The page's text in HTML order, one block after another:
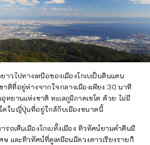
ดจำ เช่น เสียงฟ้าร้องของน้ำวนนารูโตะบน
อาวาจิ และเสียงแบบไดนามิกของเทศกาล
ม้ไฟที่จัดขึ้นในสถานที่ต่างๆ ในฤดูร้อน ใน
มุนไพรและสวนพฤกษศาสตร์ในจังหวัด
ได้รับการเยียวยาด้วยกลิ่นสมุนไพรและ
ม้ที่อ่อนโยนและน่ารื่นรมย์ตลอดสี่ฤดูกาล
เพลินไปกับการเดินทางครั้งใหม่ในเฮียวโงะที่
นสัมผัสทั้งห้าของการมองเห็น การรับรส
มผัส การได้ยิน และการดมกลิ่น
าวไปทางเหนือของเมืองโกเบเป็นดินแดน
ติที่อยู่ห่างจากใจกลางเมืองเพียง 30 นาที
ทยานแห่งชาติ ทะเลภูมิภาคเซโต ด้วย ไม่มี
ดในญี่ปุ่นที่อยู่ใกล้กับเมืองขนาดนี้
ถเห็นเมืองโกเบทั้งเมือง ทิวทัศน์ยามค่ำคืนมี
ษ และทิวทัศน์ที่ดูเหมือนมีดวงดาวเรียงรายก็